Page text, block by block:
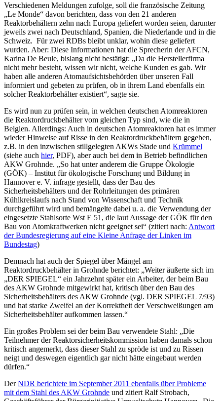
Verschiedenen Meldungen zufolge, soll die französische Zeitung
„Le Monde“ davon berichten, dass von den 21 anderen
Reaktorbehältern zehn nach Europa geliefert worden seien, darunter
jeweils zwei nach Deutschland, Spanien, die Niederlande und in die
Schweiz. Für zwei RDBs bleibt unklar, wohin diese geliefert
wurden. Aber: Diese Informationen hat die Sprecherin der AFCN,
Karina De Beule, bislang nicht bestätigt: „Da die Herstellerfirma
nicht mehr besteht, wissen wir nicht, welche Kunden es gab. Wir
haben alle anderen Atomaufsichtsbehörden über unseren Fall
informiert und gebeten zu prüfen, ob in ihrem Land ebenfalls ein
solcher Reaktorbehälter existiert“, sagte sie.
Es wird nun zu prüfen sein, in welchen deutschen Atomreaktoren
die Reaktordruckbehälter vom gleichen Typ sind, wie die in
Belgien. Allerdings: Auch in deutschen Atomreaktoren hat es immer
wieder Hinweise auf Risse in den Reaktordruckbehältern gegeben,
z.B. in den inzwischen stillgelegten AKWs Stade und Krümmel
(siehe auch hier, PDF), aber auch bei dem in Betrieb befindlichen
AKW Grohnde. „So hat unter anderem die Gruppe Ökologie
(GÖK) – Institut für ökologische Forschung und Bildung in
Hannover e. V. infrage gestellt, dass der Bau des
Sicherheitsbehälters und der Rohrleitungen des primären
Kühlkreislaufs nach Stand von Wissenschaft und Technik
durchgeführt wird und bemängelte dabei u. a. die Verwendung der
eingesetzte Stahlsorte Wst E 51, die laut Aussage der GÖK für den
Bau von Atomkraftwerken nicht geeignet sei“ (zitiert nach: Antwort
der Bundesregierung auf eine Kleine Anfrage der Linken im
Bundestag)
Demnach hat auch der Spiegel über Mängel am
Reaktordruckbehälter in Grohnde berichtet: „Weiter äußerte sich im
„DER SPIEGEL“ ein Jahrzehnt später ein Arbeiter, der beim Bau
des AKW Grohnde mitgewirkt hat, kritisch über den Bau des
Sicherheitsbehälters des AKW Grohnde (vgl. DER SPIEGEL 7/93)
und hat starke Zweifel an der Korrektheit der Verschweißungen am
Sicherheitsbehälter aufkommen lassen.“
Ein großes Problem sei der beim Bau verwendete Stahl: „Die
Teilnehmer der Reaktorsicherheitskommission haben damals schon
kritisch angemerkt, dass dieser Stahl zu spröde ist und zu Rissen
neigt und deswegen eigentlich gar nicht hätte eingebaut werden
dürfen.“
DerNDR berichtete im September 2011 ebenfalls über Probleme
mit dem Stahl des AKW Grohnde und zitiert Ralf Strobach,